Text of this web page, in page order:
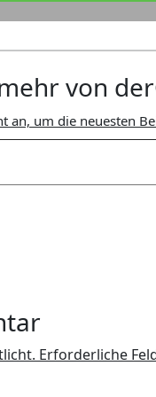
von
an, um die neuesten
Erforderliche